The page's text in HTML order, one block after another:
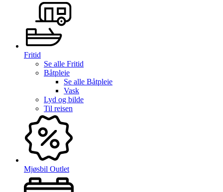
Fritid
Se alle Fritid
Båtpleie
Se alle Båtpleie
Vask
Lyd og bilde
Til reisen
Mjøsbil Outlet